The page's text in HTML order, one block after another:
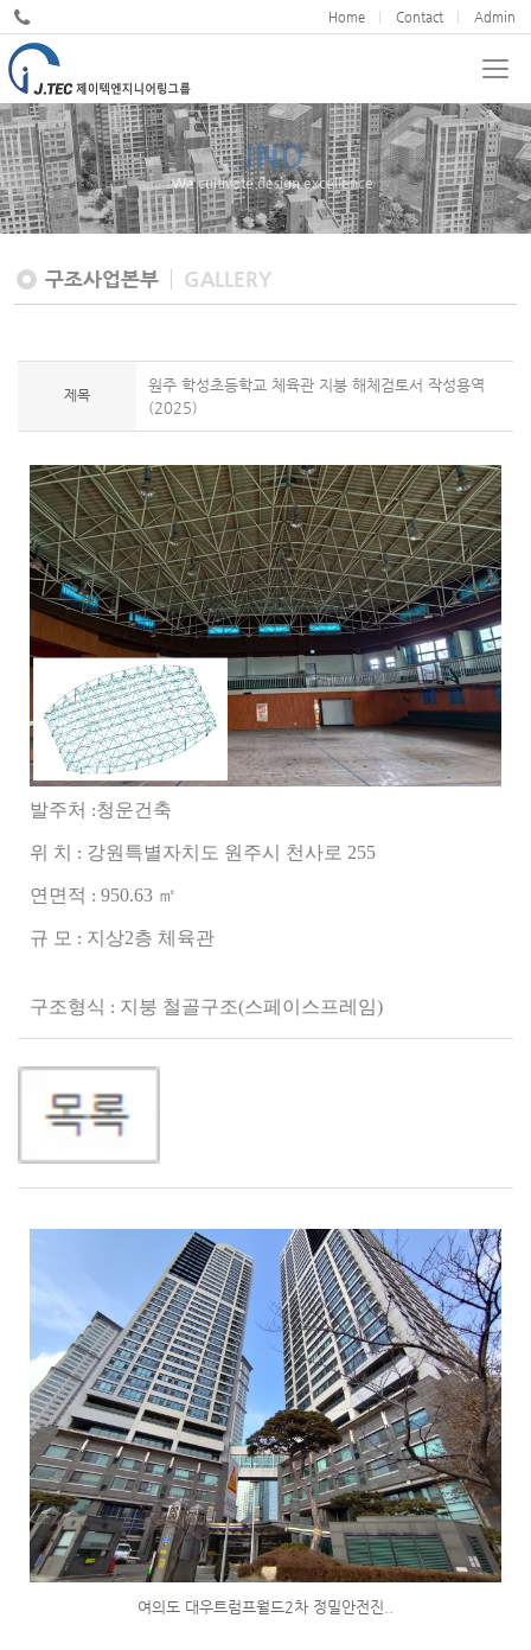
Home Contact Admin
JND
We cultivate design excellence
구조사업본부 GALLERY
제목
원주 학성초등학교 체육관 지붕 해체검토서 작성용역
(2025)
발주처 :청운건축
위 치 : 강원특별자치도 원주시 천사로 255
연면적 : 950.63 ㎡
규 모 : 지상2층 체육관
구조형식 : 지붕 철골구조(스페이스프레임)
여의도 대우트럼프월드2차 정밀안전진..